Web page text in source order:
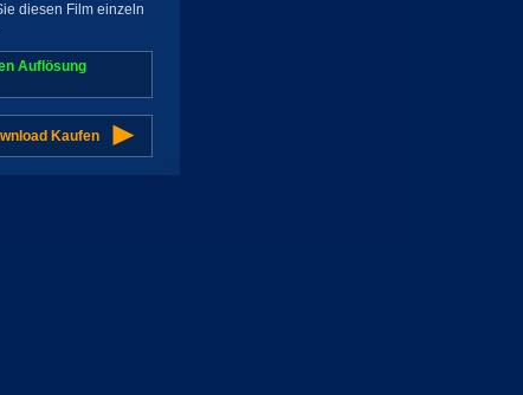
diesen Film einzeln
Auflösung
Kaufen